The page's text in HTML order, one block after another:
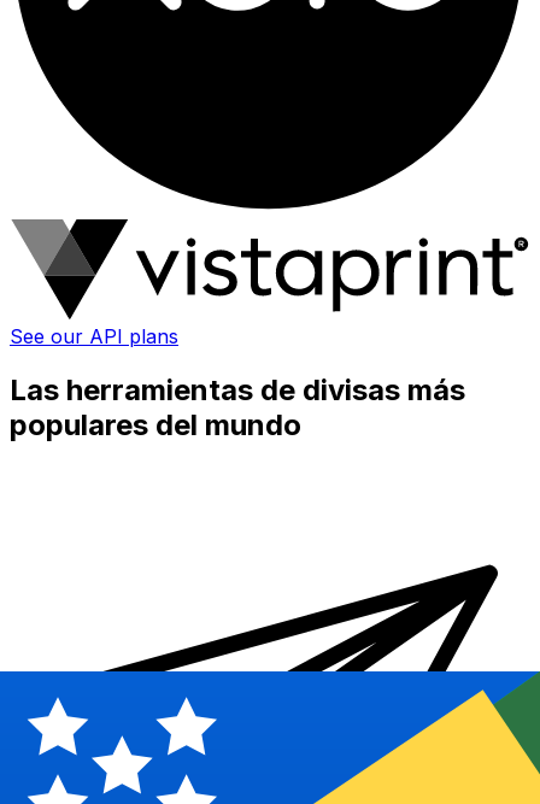
See our API plans
Las herramientas de divisas más
populares del mundo